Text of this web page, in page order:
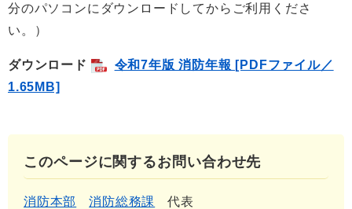
分のパソコンにダウンロードしてからご利用くださ
い。）
ダウンロード
令和7年版 消防年報 [PDFファイル／
1.65MB]
このページに関するお問い合わせ先
消防本部 消防総務課 代表